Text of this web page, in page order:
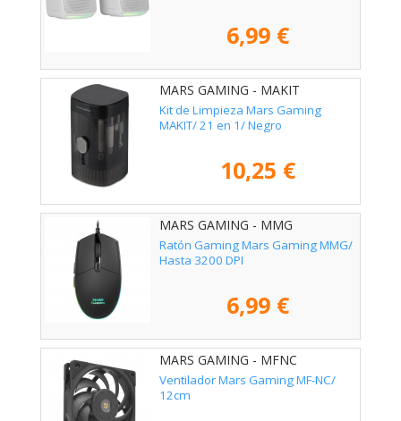
6,99 €
MARS GAMING - MAKIT
Kit de Limpieza Mars Gaming
MAKIT/ 21 en 1/ Negro
10,25 €
MARS GAMING - MMG
Ratón Gaming Mars Gaming MMG/
Hasta 3200 DPI
6,99 €
MARS GAMING - MFNC
Ventilador Mars Gaming MF-NC/
12cm